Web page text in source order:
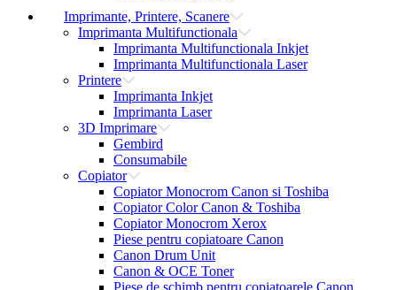
Imprimante, Printere, Scanere
Imprimanta Multifunctionala
Imprimanta Multifunctionala Inkjet
Imprimanta Multifunctionala Laser
Printere
Imprimanta Inkjet
Imprimanta Laser
3D Imprimare
Gembird
Consumabile
Copiator
Copiator Monocrom Canon si Toshiba
Copiator Color Canon & Toshiba
Copiator Monocrom Xerox
Piese pentru copiatoare Canon
Canon Drum Unit
Canon & OCE Toner
Piese de schimb pentru copiatoarele Canon